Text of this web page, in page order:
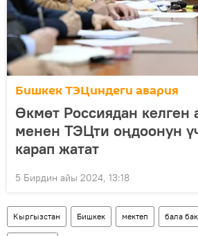
Бишкек ТЭЦиндеги авария
Өкмөт Россиядан келген
менен ТЭЦти оңдоонун
карап жатат
5 Бирдин айы 2024, 13:18
Кыргызстан Бишкек мектеп бала